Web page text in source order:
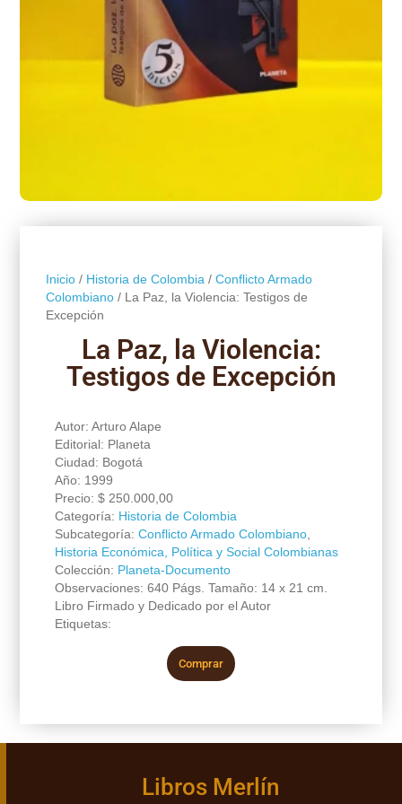
Inicio/ Historia de Colombia / Conflicto Armado
Colombiano/ La Paz, la Violencia: Testigos de
Excepción
La Paz, la Violencia:
Testigos de Excepción
Autor: Arturo Alape
Editorial: Planeta
Ciudad: Bogotá
Año: 1999
Precio: $250.000,00
Categoría: Historia de Colombia
Subcategoría: Conflicto Armado Colombiano,
Historia Económica, Política y Social Colombianas
Colección: Planeta-Documento
Observaciones: 640 Págs. Tamaño: 14 x 21 cm.
Libro Firmado y Dedicado por el Autor
Etiquetas:
Comprar
Libros Merlín